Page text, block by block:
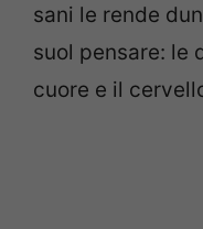
sani le rende
suol pensare: le
cuore e il